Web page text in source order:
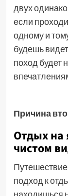
двух
если
одному и
будешь
поход будет
Причина
Отдых на
чистом
Путешествие
подход к